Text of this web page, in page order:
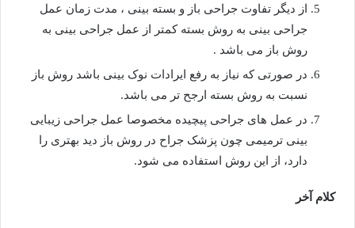
از دیگر تفاوت جراحی باز و بسته بینی ، مدت زمان عمل
جراحی بینی به روش بسته کمتر از عمل جراحی بینی به
روش باز می باشد .
در صورتی که نیاز به رفع ایرادات نوک بینی باشد روش باز
نسبت به روش بسته ارجح تر می باشد.
در عمل های جراحی پیچیده مخصوصا عمل جراحی زیبایی
بینی ترمیمی چون پزشک جراح در روش باز دید بهتری را
دارد، از این روش استفاده می شود.
کلام آخر